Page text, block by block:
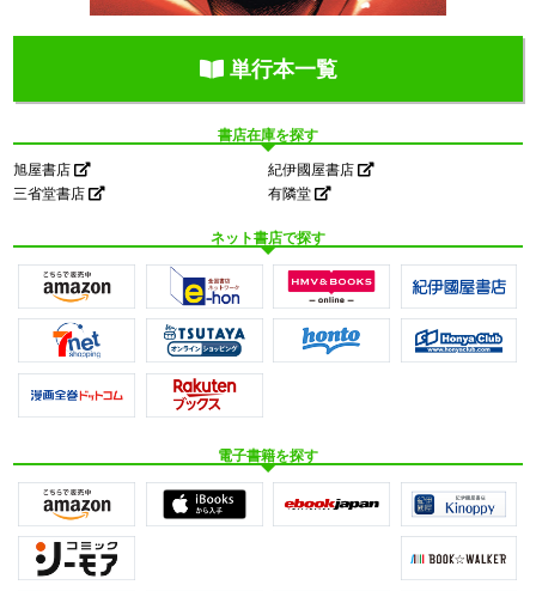
単行本一覧
書店在庫を探す
旭屋書店
紀伊國屋書店
三省堂書店
有隣堂
ネット書店で探す
電子書籍を探す